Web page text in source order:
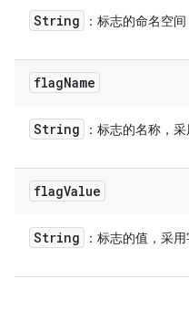
String ：标志的命名空
flagName
String ：标志的名称，采
flagValue
String ：标志的值，采用